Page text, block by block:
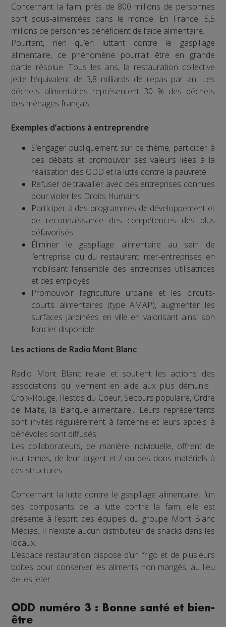
Concernant la faim, près de 800 millions de personnes
sont sous-alimentées dans le monde. En France, 5,5
millions de personnes bénéficient de l’aide alimentaire.
Pourtant, rien qu’en luttant contre le gaspillage
alimentaire, ce phénomène pourrait être en grande
partie résolue. Tous les ans, la restauration collective
jette l’équivalent de 3,8 milliards de repas par an. Les
déchets alimentaires représentent 30 % des déchets
des ménages français.
Exemples d’actions à entreprendre
S’engager publiquement sur ce thème, participer à
des débats et promouvoir ses valeurs liées à la
réalisation des ODD et la lutte contre la pauvreté
Refuser de travailler avec des entreprises connues
pour violer les Droits Humains
Participer à des programmes de développement et
de reconnaissance des compétences des plus
défavorisés
Éliminer le gaspillage alimentaire au sein de
l’entreprise ou du restaurant inter-entreprises en
mobilisant l’ensemble des entreprises utilisatrices
et des employés
Promouvoir l’agriculture urbaine et les circuits-
courts alimentaires (type AMAP), augmenter les
surfaces jardinées en ville en valorisant ainsi son
foncier disponible
Les actions de Radio Mont Blanc
Radio Mont Blanc relaie et soutient les actions des
associations qui viennent en aide aux plus démunis :
Croix-Rouge, Restos du Coeur, Secours populaire, Ordre
de Malte, la Banque alimentaire... Leurs représentants
sont invités régulièrement à l’antenne et leurs appels à
bénévoles sont diffusés.
Les collaborateurs, de manière individuelle, offrent de
leur temps, de leur argent et / ou des dons matériels à
ces structures.
Concernant la lutte contre le gaspillage alimentaire, l’un
des composants de la lutte contre la faim, elle est
présente à l’esprit des équipes du groupe Mont Blanc
Médias. Il n’existe aucun distributeur de snacks dans les
locaux.
L’espace restauration dispose d’un frigo et de plusieurs
boîtes pour conserver les aliments non mangés, au lieu
de les jeter.
ODD numéro 3 : Bonne santé et bien-
être